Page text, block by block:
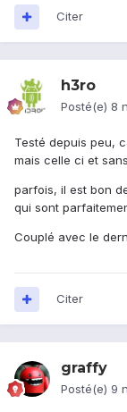
Citer
h3ro
Posté(e) 8
Testé depuis peu,
mais celle ci et
parfois, il est bon
qui sont
Couplé avec le
Citer
graffy
Posté(e) 9